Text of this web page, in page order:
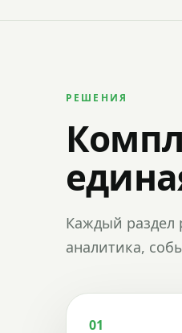
РЕШЕНИЯ
Каждый раздел
аналитика,
01